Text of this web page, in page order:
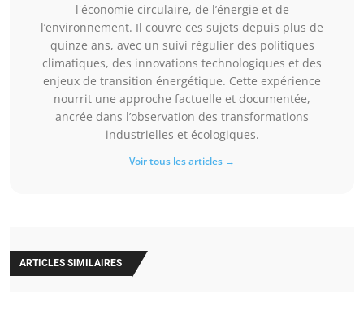
l'économie circulaire, de l’énergie et de
l’environnement. Il couvre ces sujets depuis plus de
quinze ans, avec un suivi régulier des politiques
climatiques, des innovations technologiques et des
enjeux de transition énergétique. Cette expérience
nourrit une approche factuelle et documentée,
ancrée dans l’observation des transformations
industrielles et écologiques.
Voir tous les articles →
ARTICLES SIMILAIRES